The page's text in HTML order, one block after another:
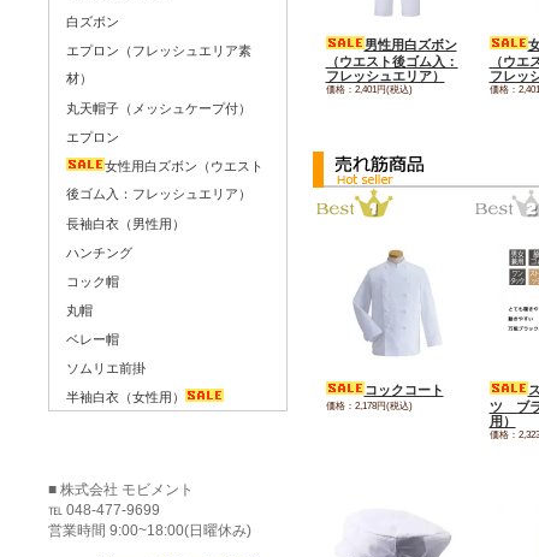
男性用白ズボン
（ウエスト後ゴム入：
フレッシュエリア）
価格：2,401円(税込)
（ウエ
フレッ
価格：
コックコート
価格：2,178円(税込)
ツ ブラ
用）
価格：
白ズボン
エプロン（フレッシュエリア素
材）
丸天帽子（メッシュケープ付）
エプロン
女性用白ズボン（ウエスト
後ゴム入：フレッシュエリア）
長袖白衣（男性用）
ハンチング
コック帽
丸帽
ベレー帽
ソムリエ前掛
半袖白衣（女性用）
■ 株式会社 モビメント
℡ 048-477-9699
営業時間 9:00~18:00(日曜休み)